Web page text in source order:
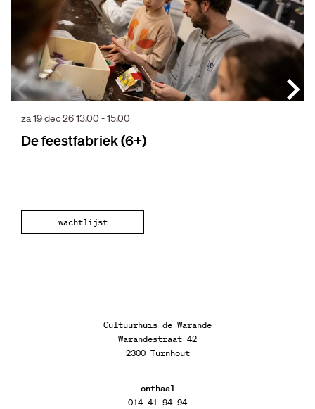
De feestfabriek (6+)
za 19 dec 2613.00 - 15.00
wachtlijst
Cultuurhuis de Warande
Warandestraat 42
2300 Turnhout
onthaal
014 41 94 94